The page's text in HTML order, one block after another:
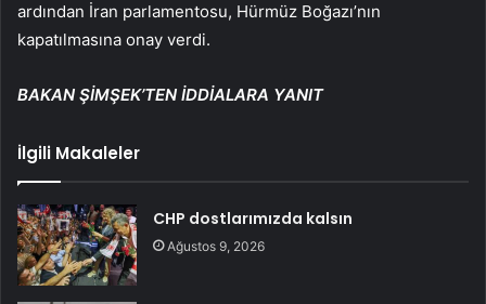
ardından İran parlamentosu, Hürmüz Boğazı’nın
kapatılmasına onay verdi.
BAKAN ŞİMŞEK’TEN İDDİALARA YANIT
İlgili Makaleler
CHP dostlarımızda kalsın
Ağustos 9, 2026